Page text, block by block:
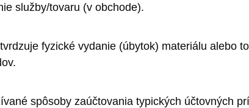
služby/tovaru (v obchode).
fyzické vydanie (úbytok) materiálu alebo
spôsoby zaúčtovania typických účtovných